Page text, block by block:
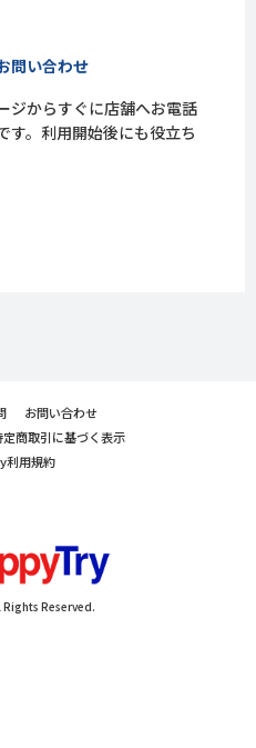
問い合わせ
ジからすぐに店舗へお電話
す。利用開始後にも役立ち
お問い合わせ
定商取引に基づく表示
利用規約
Reserved.